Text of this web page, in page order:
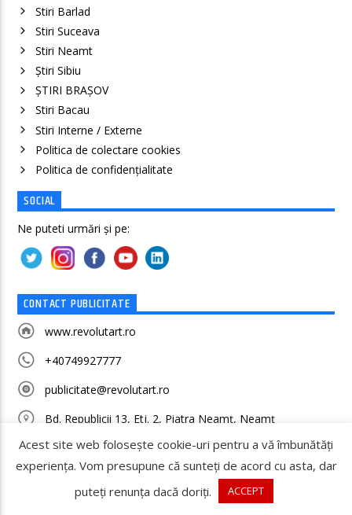
Stiri Barlad
Stiri Suceava
Stiri Neamt
Știri Sibiu
ȘTIRI BRAȘOV
Stiri Bacau
Stiri Interne / Externe
Politica de colectare cookies
Politica de confidenţialitate
SOCIAL
Ne puteti urmări și pe:
CONTACT PUBLICITATE
www.revolutart.ro
+40749927777
publicitate@revolutart.ro
Bd. Republicii 13, Etj. 2, Piatra Neamț, Neamț
Acest site web folosește cookie-uri pentru a vă îmbunătăți
experiența. Vom presupune că sunteți de acord cu asta, dar
puteți renunța dacă doriți.
ACCEPT